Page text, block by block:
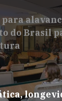
para
do Brasil